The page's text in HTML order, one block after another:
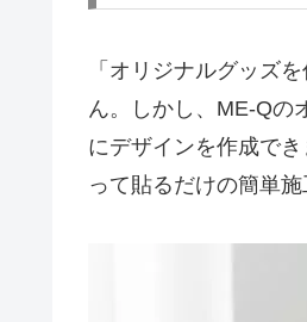
「オリジナルグッズ
ん。しかし、ME-Qの
にデザインを作成で
って貼るだけの簡単